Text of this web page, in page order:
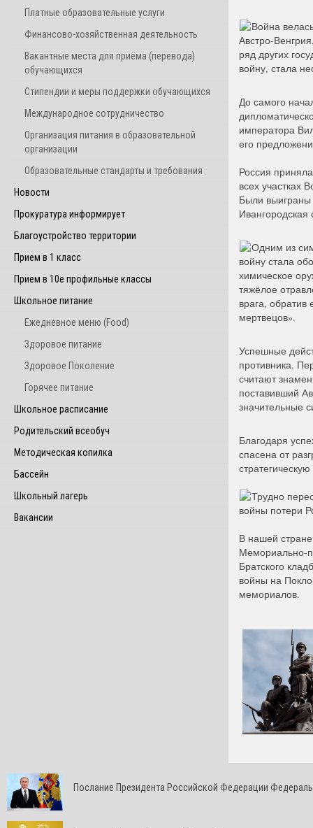
Платные образовательные услуги
Финансово-хозяйственная деятельность
Вакантные места для приёма (перевода)
обучающихся
Стипендии и меры поддержки обучающихся
Международное сотрудничество
Организация питания в образовательной
организации
Образовательные стандарты и требования
Новости
Прокуратура информирует
Благоустройство территории
Прием в 1 класс
Прием в 10е профильные классы
Школьное питание
Ежедневное меню (Food)
Здоровое питание
Здоровое Поколение
Горячее питание
Школьное расписание
Родительский всеобуч
Методическая копилка
Бассейн
Школьный лагерь
Вакансии
Война
Австро-
ряд других
войну, стала
До самого
императора
его
Россия
всех участках
Были выиграны
Одним из
войну стала
химическое
тяжёлое
врага, обратив
мертвецов».
Успешные
противника.
считают
поставивший
значительные
Благодаря
спасена от
Трудно
войны потери
В нашей стране
Мемориально-
Братского
войны на
мемориалов.
Послание Президента Российской Федерации